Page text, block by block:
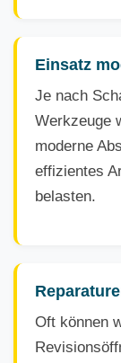
Einsatz
Je nach
Werkzeuge
moderne
effizientes
belasten.
Oft können